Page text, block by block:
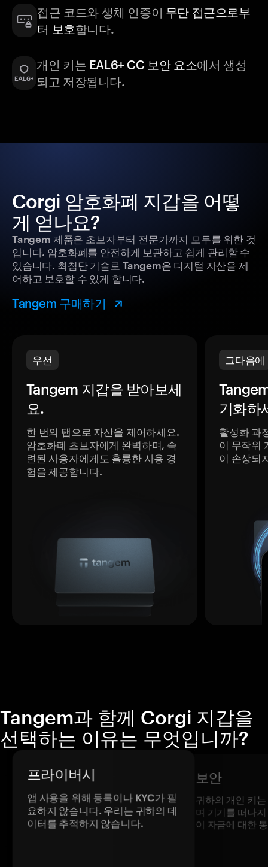
접근 코드와 생체 인증이 무단 접근으로부
터 보호합니다.
개인 키는 EAL6+ CC 보안 요소에서 생성
되고 저장됩니다.
Corgi 암호화폐 지갑을 어떻
게 얻나요?
Tangem 제품은 초보자부터 전문가까지 모두를 위한 것
입니다. 암호화폐를 안전하게 보관하고 쉽게 관리할 수
있습니다. 최첨단 기술로 Tangem은 디지털 자산을 제
어하고 보호할 수 있게 합니다.
Tangem 구매하기
우선
Tangem 지갑을 받아보세
요.
한 번의 탭으로 자산을 제어하세요.
암호화폐 초보자에게 완벽하며, 숙
련된 사용자에게도 훌륭한 사용 경
험을 제공합니다.
그다음에
기화하
활성화 과
이 무작위
이 손상되
Tangem과 함께 Corgi 지갑을
선택하는 이유는 무엇입니까?
프라이버시
앱 사용을 위해 등록이나 KYC가 필
요하지 않습니다. 우리는 귀하의 데
이터를 추적하지 않습니다.
보안
귀하의 개인 키
며 기기를 떠나
이 자금에 대한